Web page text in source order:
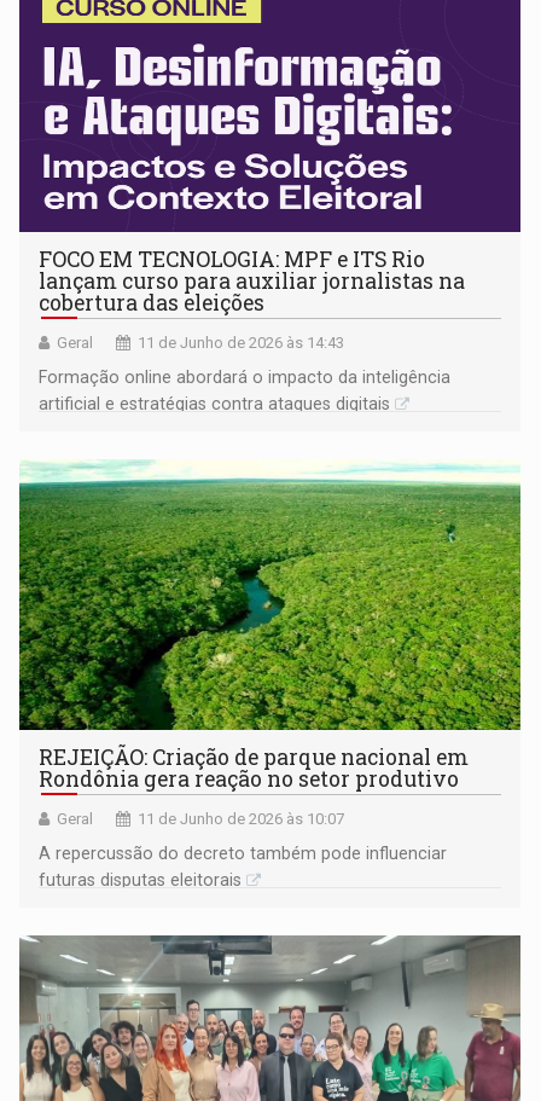
FOCO EM TECNOLOGIA: MPF e ITS Rio
lançam curso para auxiliar jornalistas na
cobertura das eleições
Geral 11 de Junho de 2026 às 14:43
Formação online abordará o impacto da inteligência
artificial e estratégias contra ataques digitais
REJEIÇÃO: Criação de parque nacional em
Rondônia gera reação no setor produtivo
Geral 11 de Junho de 2026 às 10:07
A repercussão do decreto também pode influenciar
futuras disputas eleitorais